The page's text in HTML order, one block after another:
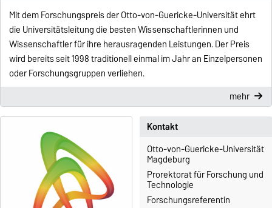
Mit dem Forschungspreis der Otto-von-Guericke-Universität ehrt
die Universitätsleitung die besten Wissenschaftlerinnen und
Wissenschaftler für ihre herausragenden Leistungen. Der Preis
wird bereits seit 1998 traditionell einmal im Jahr an Einzelpersonen
oder Forschungsgruppen verliehen.
mehr
Kontakt
Otto-von-Guericke-Universität
Magdeburg
Prorektorat für Forschung und
Technologie
Forschungsreferentin